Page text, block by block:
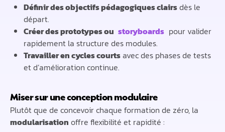
Définir des objectifs pédagogiques clairsdès le
départ.
Créer des prototypes ou storyboards pour valider
rapidement la structure des modules.
Travailler en cycles courtsavec des phases de tests
et d’amélioration continue.
Miser sur une conception modulaire
Plutôt que de concevoir chaque formation de zéro, la
modularisation offre flexibilité et rapidité :